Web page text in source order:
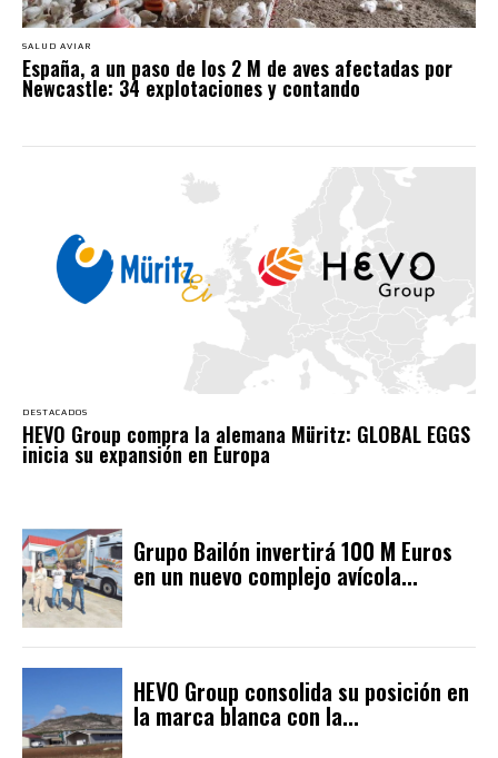
SALUD AVIAR
España, a un paso de los 2 M de aves afectadas por
Newcastle: 34 explotaciones y contando
DESTACADOS
HEVO Group compra la alemana Müritz: GLOBAL EGGS
inicia su expansión en Europa
Grupo Bailón invertirá 100 M Euros
en un nuevo complejo avícola...
HEVO Group consolida su posición en
la marca blanca con la...